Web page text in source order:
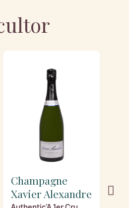
Champagne
Xavier Alexandre